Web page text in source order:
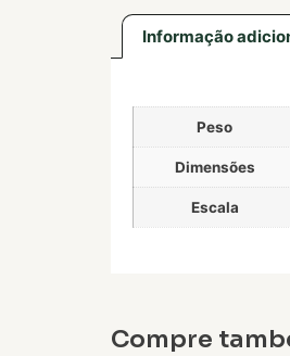
Informação
Peso
Dimensões
Escala
Compre